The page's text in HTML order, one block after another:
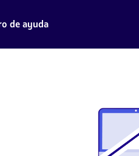
de ayuda